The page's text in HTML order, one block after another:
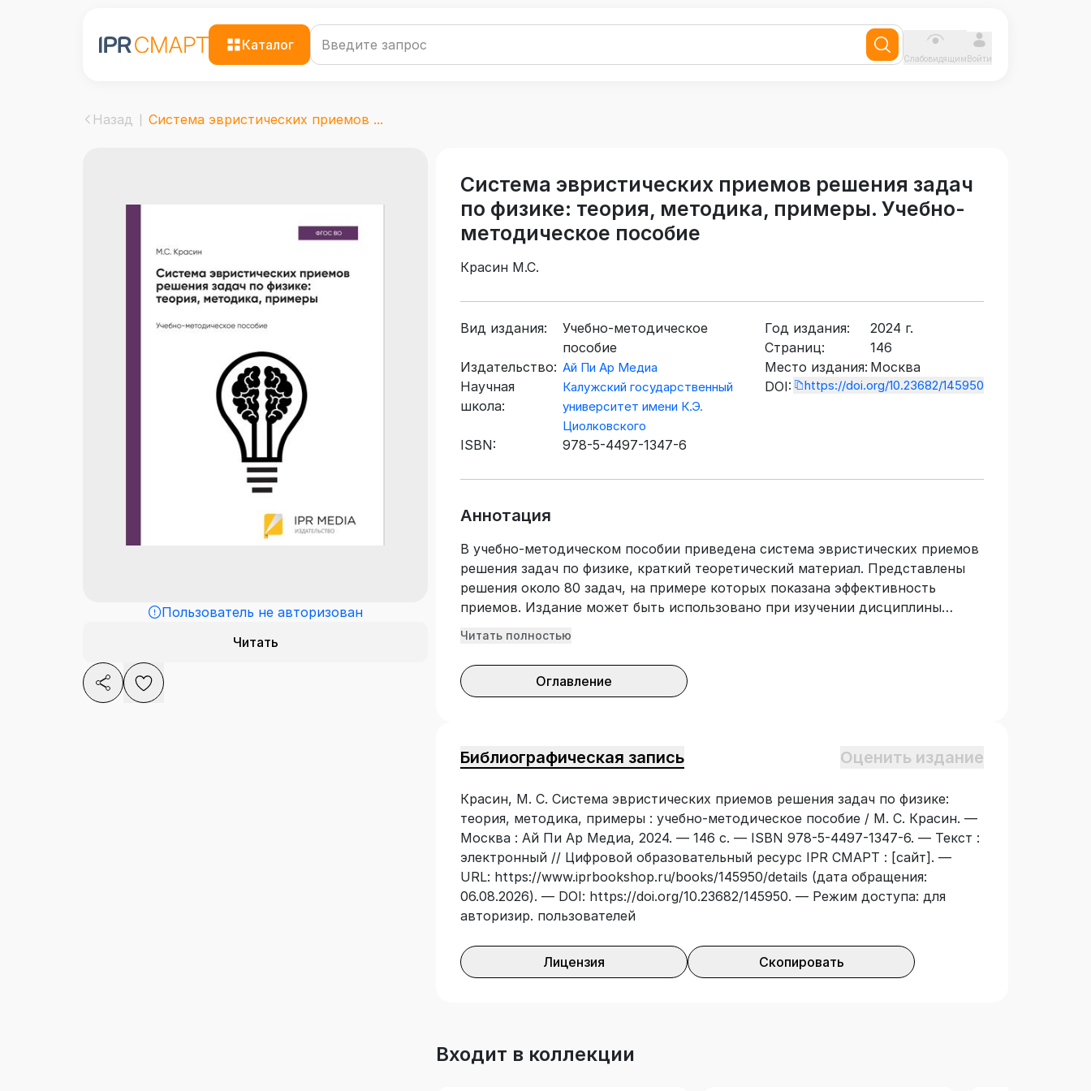
Каталог
СлабовидящимВойти
Назад Система эвристических приемов ...
Пользователь не авторизован
Читать
Система эвристических приемов решения задач
по физике: теория, методика, примеры. Учебно-
методическое пособие
Красин М.С.
Вид издания:
Учебно-методическое
пособие
Издательство: Ай Пи Ар Медиа
Научная
школа:
Калужский государственный
университет имени К.Э.
Циолковского
ISBN: 978-5-4497-1347-6
Год издания:
2024 г.
Страниц:
146
Место издания: Москва
DOI:
https://doi.org/10.23682/145950
Аннотация
В учебно-методическом пособии приведена система эвристических приемов
решения задач по физике, краткий теоретический материал. Представлены
решения около 80 задач, на примере которых показана эффективность
приемов. Издание может быть использовано при изучении дисциплины
«Практикум по решению физических задач» студентами направления
подготовки), профиль «Физика и математика».
Читать полностью
Оглавление
Библиографическая запись Оценить издание
Красин, М. С. Система эвристических приемов решения задач по физике:
теория, методика, примеры : учебно-методическое пособие / М. С. Красин. —
Москва : Ай Пи Ар Медиа, 2024. — 146 с. — ISBN 978-5-4497-1347-6. — Текст :
электронный // Цифровой образовательный ресурс IPR СМАРТ : [сайт]. —
URL: https://www.iprbookshop.ru/books/145950/details (дата обращения:
06.08.2026). — DOI: https://doi.org/10.23682/145950. — Режим доступа: для
авторизир. пользователей
Лицензия Скопировать
Входит в коллекции